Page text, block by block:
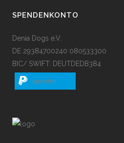
SPENDENKONTO
Denia Dogs e.V.
DE 29384700240 080533300
BIC/ SWIFT: DEUTDEDB384
spenden